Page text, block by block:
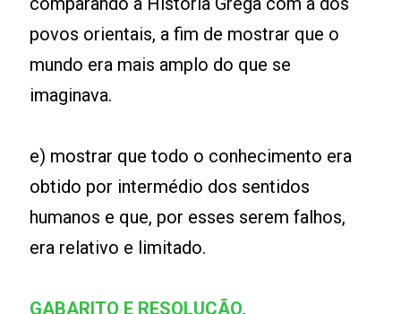
povos orientais, a fim de mostrar que o
mundo era mais amplo do que se
imaginava.
e) mostrar que todo o conhecimento era
obtido por intermédio dos sentidos
humanos e que, por esses serem falhos,
era relativo e limitado.
GABARITO E RESOLUÇÃO.